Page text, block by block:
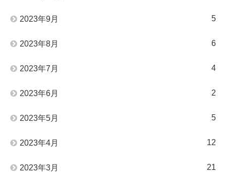
2023年9月 5
2023年8月 6
2023年7月 4
2023年6月 2
2023年5月 5
2023年4月 12
2023年3月 21